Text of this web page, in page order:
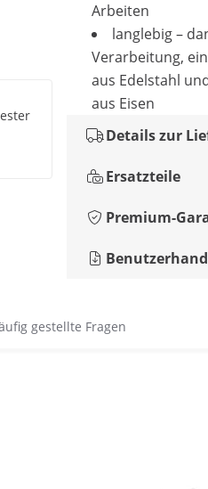
Arbeiten
langlebig –
Verarbeitung,
aus Edelstahl
aus Eisen
Details zur
Ersatzteile
Premium-
gestellte Fragen